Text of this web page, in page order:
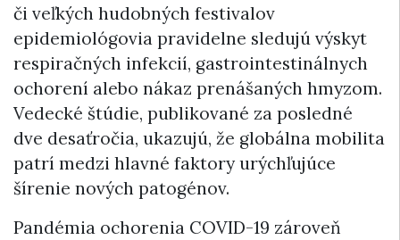
či veľkých hudobných festivalov
epidemiológovia pravidelne sledujú výskyt
respiračných infekcií, gastrointestinálnych
ochorení alebo nákaz prenášaných hmyzom.
Vedecké štúdie, publikované za posledné
dve desaťročia, ukazujú, že globálna mobilita
patrí medzi hlavné faktory urýchľujúce
šírenie nových patogénov.
Pandémia ochorenia COVID-19 zároveň